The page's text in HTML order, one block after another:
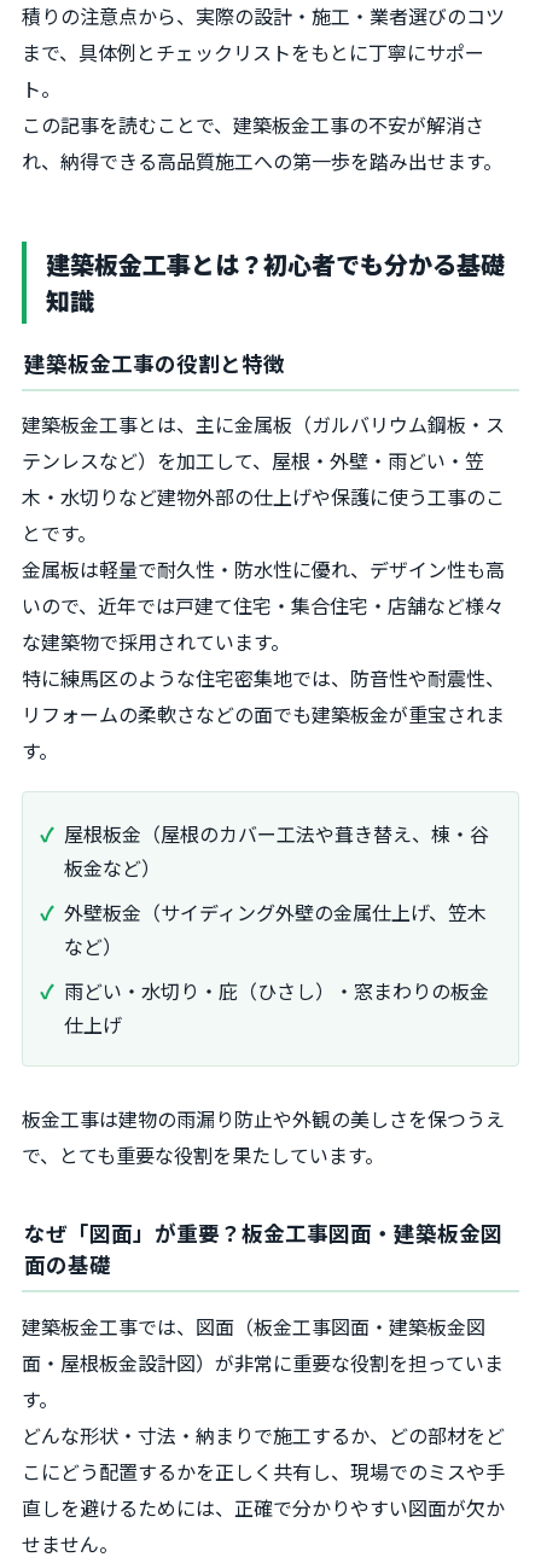
積りの注意点から、実際の設計・施工・業者選びのコツ
まで、具体例とチェックリストをもとに丁寧にサポー
ト。
この記事を読むことで、建築板金工事の不安が解消さ
れ、納得できる高品質施工への第一歩を踏み出せます。
建築板金工事とは？初心者でも分かる基礎
知識
建築板金工事の役割と特徴
建築板金工事とは、主に金属板（ガルバリウム鋼板・ス
テンレスなど）を加工して、屋根・外壁・雨どい・笠
木・水切りなど建物外部の仕上げや保護に使う工事のこ
とです。
金属板は軽量で耐久性・防水性に優れ、デザイン性も高
いので、近年では戸建て住宅・集合住宅・店舗など様々
な建築物で採用されています。
特に練馬区のような住宅密集地では、防音性や耐震性、
リフォームの柔軟さなどの面でも建築板金が重宝されま
す。
屋根板金（屋根のカバー工法や葺き替え、棟・谷
板金など）
外壁板金（サイディング外壁の金属仕上げ、笠木
など）
雨どい・水切り・庇（ひさし）・窓まわりの板金
仕上げ
板金工事は建物の雨漏り防止や外観の美しさを保つうえ
で、とても重要な役割を果たしています。
なぜ「図面」が重要？板金工事図面・建築板金図
面の基礎
建築板金工事では、図面（板金工事図面・建築板金図
面・屋根板金設計図）が非常に重要な役割を担っていま
す。
どんな形状・寸法・納まりで施工するか、どの部材をど
こにどう配置するかを正しく共有し、現場でのミスや手
直しを避けるためには、正確で分かりやすい図面が欠か
せません。